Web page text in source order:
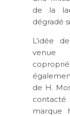
de la
dégradé
L’idée
venue
de H.
marque